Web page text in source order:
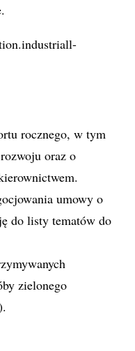
rocznego, w tym
oraz o
umowy o
do listy tematów do
zielonego